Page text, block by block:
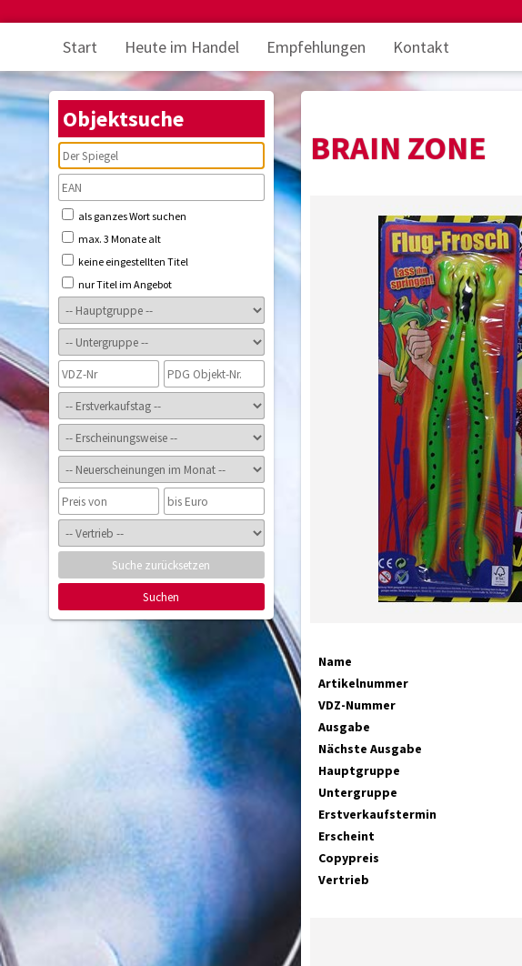
Start Heute im Handel Empfehlungen Kontakt
Objektsuche
als ganzes Wort suchen
max. 3 Monate alt
keine eingestellten Titel
nur Titel im Angebot
Suche zurücksetzen
Suchen
BRAIN ZONE
Name
Artikelnummer
VDZ-Nummer
Ausgabe
Nächste Ausgabe
Hauptgruppe
Untergruppe
Erstverkaufstermin
Erscheint
Copypreis
Vertrieb